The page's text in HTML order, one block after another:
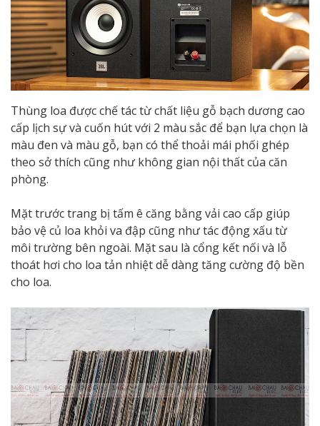
Thùng loa được chế tác từ chất liệu gỗ bạch dương cao
cấp lịch sự và cuốn hút với 2 màu sắc để bạn lựa chọn là
màu đen và màu gỗ, bạn có thể thoải mái phối ghép
theo sở thích cũng như không gian nội thất của căn
phòng.
Mặt trước trang bị tấm ê căng bằng vải cao cấp giúp
bảo vệ củ loa khỏi va đập cũng như tác động xấu từ
môi trường bên ngoài. Mặt sau là cổng kết nối và lỗ
thoát hơi cho loa tản nhiệt dễ dàng tăng cường độ bền
cho loa.